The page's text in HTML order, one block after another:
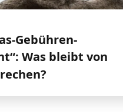
Gebühren-
Was bleibt von